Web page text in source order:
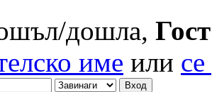
дошла, Гост
име или